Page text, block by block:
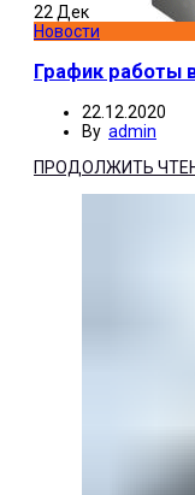
22 Дек
Новости
График работы
22.12.2020
By admin
ПРОДОЛЖИТЬ